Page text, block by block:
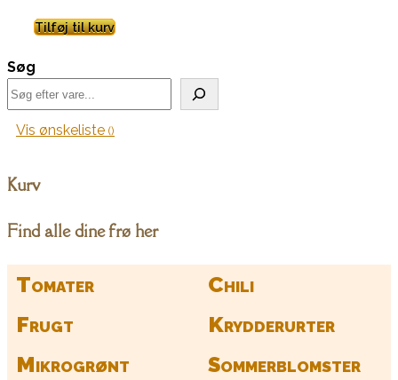
Tilføj til kurv
Søg
Vis ønskeliste
Kurv
Find alle dine frø her
Tomater
Chili
Frugt
Krydderurter
Mikrogrønt
Sommerblomster